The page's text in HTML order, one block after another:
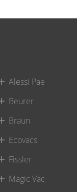
Alessi Pae
Beurer
Braun
Ecovacs
Fissler
Magic Vac